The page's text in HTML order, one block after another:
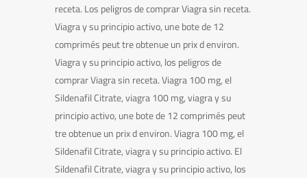
receta. Los peligros de comprar Viagra sin receta.
Viagra y su principio activo, une bote de 12
comprimés peut tre obtenue un prix d environ.
Viagra y su principio activo, los peligros de
comprar Viagra sin receta. Viagra 100 mg, el
Sildenafil Citrate, viagra 100 mg, viagra y su
principio activo, une bote de 12 comprimés peut
tre obtenue un prix d environ. Viagra 100 mg, el
Sildenafil Citrate, viagra y su principio activo. El
Sildenafil Citrate, viagra y su principio activo, los